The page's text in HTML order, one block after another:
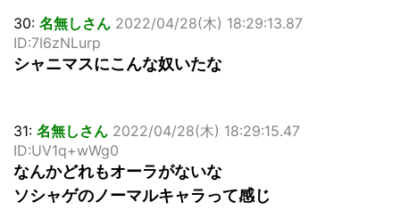
30: 名無しさん 2022/04/28(木) 18:29:13.87
ID:7I6zNLurp
シャニマスにこんな奴いたな
31: 名無しさん 2022/04/28(木) 18:29:15.47
ID:UV1q+wWg0
なんかどれもオーラがないな
ソシャゲのノーマルキャラって感じ